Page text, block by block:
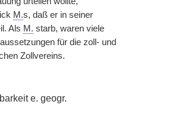
M.s, daß er in seiner
Als M. starb, waren viele
für die zoll- und
Zollvereins.
e. geogr.